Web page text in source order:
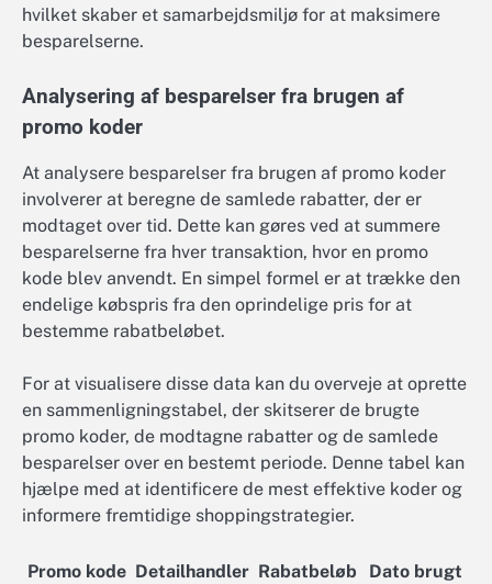
hvilket skaber et samarbejdsmiljø for at maksimere
besparelserne.
Analysering af besparelser fra brugen af
promo koder
At analysere besparelser fra brugen af promo koder
involverer at beregne de samlede rabatter, der er
modtaget over tid. Dette kan gøres ved at summere
besparelserne fra hver transaktion, hvor en promo
kode blev anvendt. En simpel formel er at trække den
endelige købspris fra den oprindelige pris for at
bestemme rabatbeløbet.
For at visualisere disse data kan du overveje at oprette
en sammenligningstabel, der skitserer de brugte
promo koder, de modtagne rabatter og de samlede
besparelser over en bestemt periode. Denne tabel kan
hjælpe med at identificere de mest effektive koder og
informere fremtidige shoppingstrategier.
Promo kode Detailhandler Rabatbeløb
Dato brugt